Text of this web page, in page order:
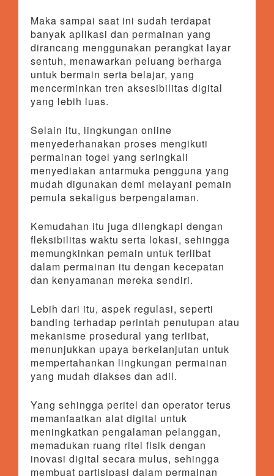
Maka sampai saat ini sudah terdapat
banyak aplikasi dan permainan yang
dirancang menggunakan perangkat layar
sentuh, menawarkan peluang berharga
untuk bermain serta belajar, yang
mencerminkan tren aksesibilitas digital
yang lebih luas.
Selain itu, lingkungan online
menyederhanakan proses mengikuti
permainan togel yang seringkali
menyediakan antarmuka pengguna yang
mudah digunakan demi melayani pemain
pemula sekaligus berpengalaman.
Kemudahan itu juga dilengkapi dengan
fleksibilitas waktu serta lokasi, sehingga
memungkinkan pemain untuk terlibat
dalam permainan itu dengan kecepatan
dan kenyamanan mereka sendiri.
Lebih dari itu, aspek regulasi, seperti
banding terhadap perintah penutupan atau
mekanisme prosedural yang terlibat,
menunjukkan upaya berkelanjutan untuk
mempertahankan lingkungan permainan
yang mudah diakses dan adil.
Yang sehingga peritel dan operator terus
memanfaatkan alat digital untuk
meningkatkan pengalaman pelanggan,
memadukan ruang ritel fisik dengan
inovasi digital secara mulus, sehingga
membuat partisipasi dalam permainan